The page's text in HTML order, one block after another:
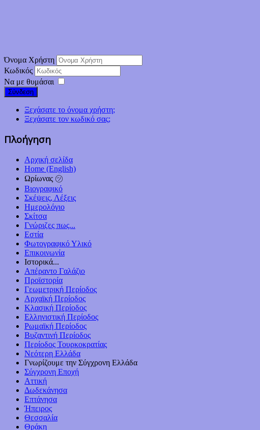
Όνομα Χρήστη
Κωδικός
Να με θυμάσαι
Σύνδεση
Ξεχάσατε το όνομα χρήστη;
Ξεχάσατε τον κωδικό σας;
Πλοήγηση
Αρχική σελίδα
Home (English)
Ωρίωνας ㋡
Βιογραφικό
Σκέψεις, Λέξεις
Ημερολόγιο
Σκίτσα
Γνώριζες πως...
Εστία
Φωτογραφικό Υλικό
Επικοινωνία
Ιστορικά...
Απέραντο Γαλάζιο
Προϊστορία
Γεωμετρική Περίοδος
Αρχαϊκή Περίοδος
Κλασική Περίοδος
Ελληνιστική Περίοδος
Ρωμαϊκή Περίοδος
Βυζαντινή Περίοδος
Περίοδος Τουρκοκρατίας
Νεότερη Ελλάδα
Γνωρίζουμε την Σύγχρονη Ελλάδα
Σύγχρονη Εποχή
Αττική
Δωδεκάνησα
Επτάνησα
Ήπειρος
Θεσσαλία
Θράκη